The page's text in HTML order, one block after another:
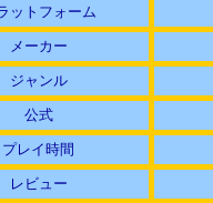
ットフォーム
メーカー
ジャンル
公式
プレイ時間
レビュー